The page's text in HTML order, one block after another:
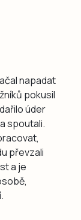
napadat
pokusil
úder
spoutali.
převzali
a je